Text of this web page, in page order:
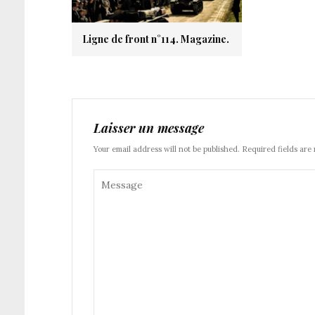
Ligne de front n°114. Magazine.
Laisser un message
Your email address will not be published. Required fields are